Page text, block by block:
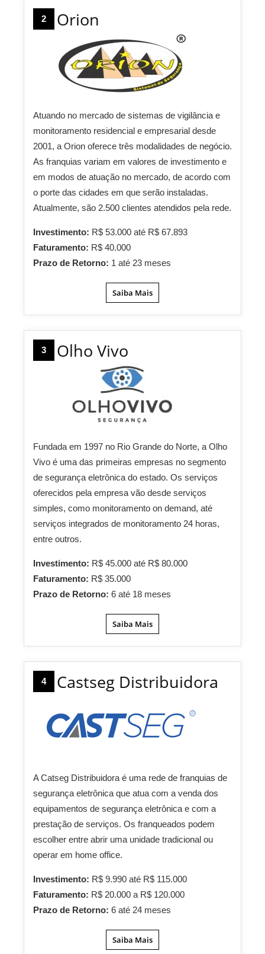
2 Orion
Atuando no mercado de sistemas de vigilância e
monitoramento residencial e empresarial desde
2001, a Orion oferece três modalidades de negócio.
As franquias variam em valores de investimento e
em modos de atuação no mercado, de acordo com
o porte das cidades em que serão instaladas.
Atualmente, são 2.500 clientes atendidos pela rede.
Investimento: R$ 53.000 até R$ 67.893
Faturamento: R$ 40.000
Prazo de Retorno: 1 até 23 meses
Saiba Mais
3 Olho Vivo
Fundada em 1997 no Rio Grande do Norte, a Olho
Vivo é uma das primeiras empresas no segmento
de segurança eletrônica do estado. Os serviços
oferecidos pela empresa vão desde serviços
simples, como monitoramento on demand, até
serviços integrados de monitoramento 24 horas,
entre outros.
Investimento: R$ 45.000 até R$ 80.000
Faturamento: R$ 35.000
Prazo de Retorno: 6 até 18 meses
Saiba Mais
4 Castseg Distribuidora
A Catseg Distribuidora é uma rede de franquias de
segurança eletrônica que atua com a venda dos
equipamentos de segurança eletrônica e com a
prestação de serviços. Os franqueados podem
escolher entre abrir uma unidade tradicional ou
operar em home office.
Investimento: R$ 9.990 até R$ 115.000
Faturamento: R$ 20.000 a R$ 120.000
Prazo de Retorno: 6 até 24 meses
Saiba Mais